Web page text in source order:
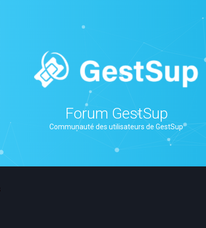
Forum GestSup
Communauté des utilisateurs de GestSup